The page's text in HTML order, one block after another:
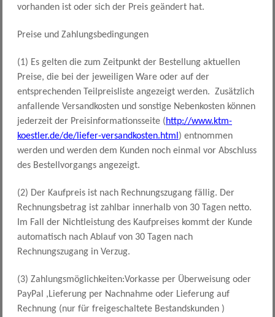
vorhanden ist oder sich der Preis geändert hat.
Preise und Zahlungsbedingungen
(1) Es gelten die zum Zeitpunkt der Bestellung aktuellen
Preise, die bei der jeweiligen Ware oder auf der
entsprechenden Teilpreisliste angezeigt werden. Zusätzlich
anfallende Versandkosten und sonstige Nebenkosten können
jederzeit der Preisinformationsseite (http://www.ktm-
koestler.de/de/liefer-versandkosten.html ) entnommen
werden und werden dem Kunden noch einmal vor Abschluss
des Bestellvorgangs angezeigt.
(2) Der Kaufpreis ist nach Rechnungszugang fällig. Der
Rechnungsbetrag ist zahlbar innerhalb von 30 Tagen netto.
Im Fall der Nichtleistung des Kaufpreises kommt der Kunde
automatisch nach Ablauf von 30 Tagen nach
Rechnungszugang in Verzug.
(3) Zahlungsmöglichkeiten:Vorkasse per Überweisung oder
PayPal ,Lieferung per Nachnahme oder Lieferung auf
Rechnung (nur für freigeschaltete Bestandskunden )